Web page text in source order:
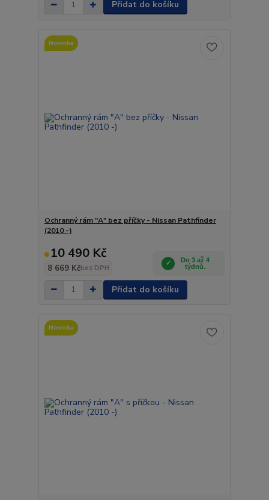
Přidat do košíku
Novinka
Ochranný rám "A" bez příčky - Nissan Pathfinder
(2010 -)
10 490 Kč
8 669 Kčbez DPH
Do 3 až 4
týdnů.
Přidat do košíku
Novinka